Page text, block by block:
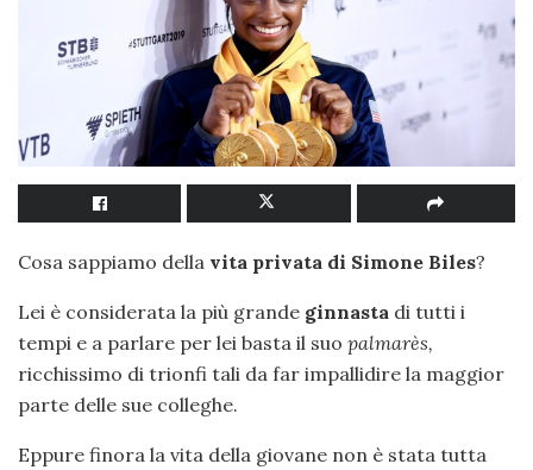
Cosa sappiamo della vita privata di Simone Biles?
Lei è considerata la più grande ginnasta di tutti i
tempi e a parlare per lei basta il suo palmarès,
ricchissimo di trionfi tali da far impallidire la maggior
parte delle sue colleghe.
Eppure finora la vita della giovane non è stata tutta